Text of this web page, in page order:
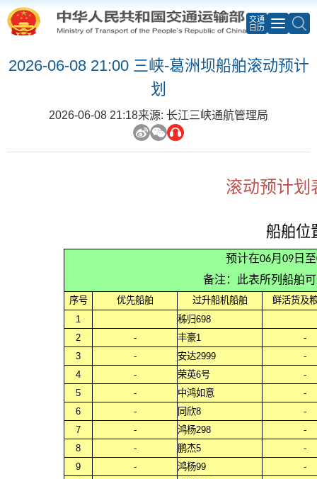
交通
日历
2026-06-08 21:00 三峡-葛洲坝船舶滚动预计
划
2026-06-08 21:18来源: 长江三峡通航管理局
滚动预计划
船舶位
预计在06月09日
备注：此表所列船舶
序号 优先船舶 过升船机船舶 鲜活货及
1
秭归698
2
- 丰豪1
-
3
- 安达2999
-
4
- 荣英6号
-
5
- 中鸿如意
-
6
- 同欣8
-
7
- 鸿杨298
-
8
- 鹏杰5
-
9
- 鸿杨99
-